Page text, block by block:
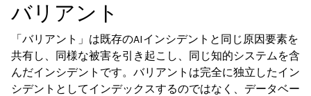
バリアント
「バリアント」は既存のAIインシデントと同じ原因要素を
共有し、同様な被害を引き起こし、同じ知的システムを含
んだインシデントです。バリアントは完全に独立したイン
シデントとしてインデックスするのではなく、データベー